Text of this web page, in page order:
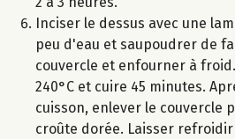
Inciser le dessus avec une
peu d'eau et saupoudrer de
couvercle et enfourner à
240°C et cuire 45 minutes.
cuisson, enlever le couvercle
croûte dorée. Laisser